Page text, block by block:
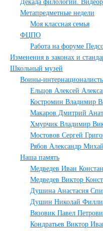
Декада филологии.
Метапредметные недели
Моя классная семья
ФЦПО
Работа на форуме
Изменения в законах и
Школьный музей
Воины-
Ельцов Алексей
Костромин Владимир
Макаров Дмитрий
Хмурчик Владимир
Мостовов Сергей
Рябов Александр
Наша память
Медведев Иван
Медведев Виктор
Душина Анастасия
Душин Николай
Вязовик Павел
Кондратьев Виктор